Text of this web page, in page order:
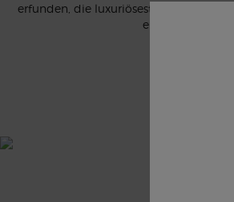
erfunden, die luxuriösesten und
einzufangen.